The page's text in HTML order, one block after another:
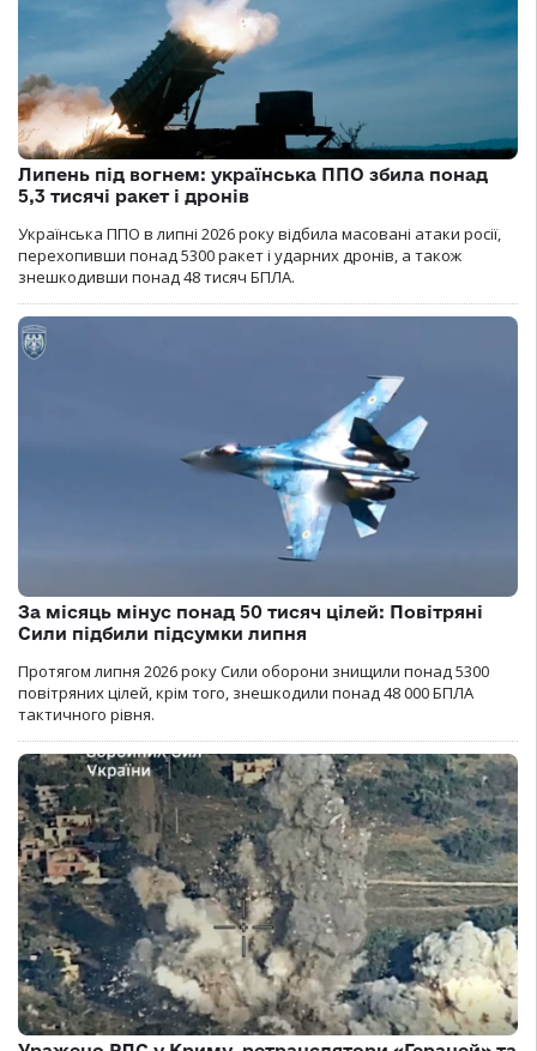
Липень під вогнем: українська ППО збила понад
5,3 тисячі ракет і дронів
Українська ППО в липні 2026 року відбила масовані атаки росії,
перехопивши понад 5300 ракет і ударних дронів, а також
знешкодивши понад 48 тисяч БПЛА.
За місяць мінус понад 50 тисяч цілей: Повітряні
Сили підбили підсумки липня
Протягом липня 2026 року Cили оборони знищили понад 5300
повітряних цілей, крім того, знешкодили понад 48 000 БПЛА
тактичного рівня.